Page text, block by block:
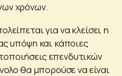
χρόνων.
για να κλείσει η
υπόψη και κάποιες
επενδυτικών
θα μπορούσε να είναι